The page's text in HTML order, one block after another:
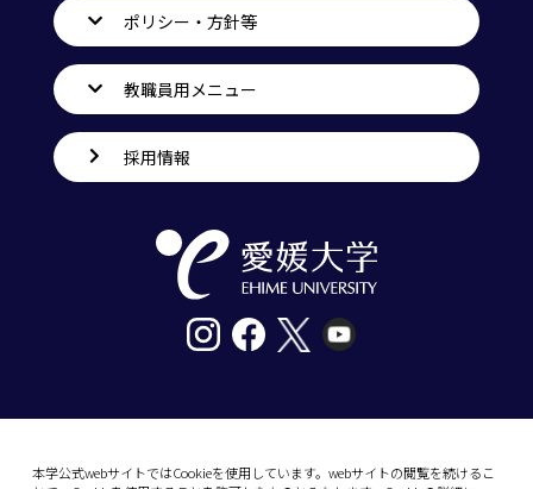
本学公式webサイトではCookieを使用しています。webサイトの閲覧を続けるこ
ポリシー・方針等
教職員用メニュー
採用情報